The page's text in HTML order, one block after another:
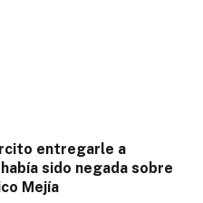
entregarle a
sido negada sobre
Mejía